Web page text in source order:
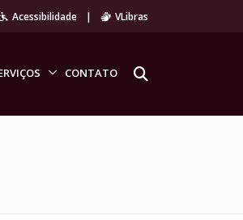
Acessibilidade | VLibras
CONTATO